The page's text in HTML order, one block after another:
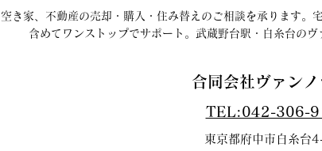
います。）
までではないけ
無料相談会を先着２名様
催させていただくこととし
枠を設けさせていただく
ざいます。）
き家、不動産の売却・購入・住み替えのご相談を承ります
含めてワンストップでサポート。武蔵野台駅・白糸台のヴ
合同会社ヴァンノ
TEL:042-306-
東京都府中市白糸台